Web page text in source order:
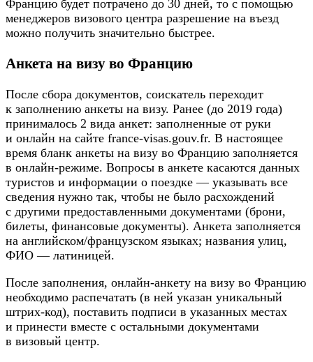
Францию будет потрачено до 30 дней, то с помощью
менеджеров визового центра разрешение на въезд
можно получить значительно быстрее.
Анкета на визу во Францию
После сбора документов, соискатель переходит
к заполнению анкеты на визу. Ранее (до 2019 года)
принималось 2 вида анкет: заполненные от руки
и онлайн на сайте france-visas.gouv.fr. В настоящее
время бланк анкеты на визу во Францию заполняется
в онлайн-режиме. Вопросы в анкете касаются данных
туристов и информации о поездке — указывать все
сведения нужно так, чтобы не было расхождений
с другими предоставленными документами (брони,
билеты, финансовые документы). Анкета заполняется
на английском/французском языках; названия улиц,
ФИО — латиницей.
После заполнения, онлайн-анкету на визу во Францию
необходимо распечатать (в ней указан уникальный
штрих-код), поставить подписи в указанных местах
и принести вместе с остальными документами
в визовый центр.